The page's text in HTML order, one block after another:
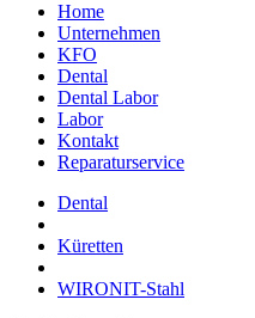
Home
Unternehmen
KFO
Dental
Dental Labor
Labor
Kontakt
Reparaturservice
Dental
Küretten
WIRONIT-Stahl